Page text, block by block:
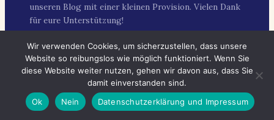
unseren Blog mit einer kleinen Provision. Vielen Dank
für eure Unterstützung!
Beliebte Kategorien
Deutschland (38)
Wir verwenden Cookies, um sicherzustellen, dass unsere
Website so reibungslos wie möglich funktioniert. Wenn Sie
diese Website weiter nutzen, gehen wir davon aus, dass Sie
damit einverstanden sind.
Ok
Nein Datenschutzerklärung und Impressum